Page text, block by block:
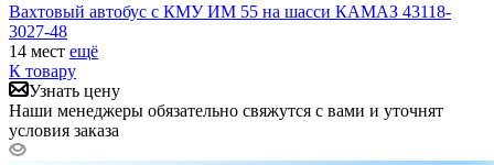
Вахтовый автобус с КМУ ИМ 55 на шасси КАМАЗ 43118-
3027-48
14 мест ещё
К товару
Узнать цену
Наши менеджеры обязательно свяжутся с вами и уточнят
условия заказа